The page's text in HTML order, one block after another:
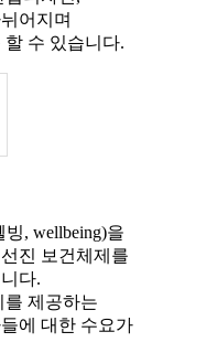
어지며
수 있습니다.
, wellbeing)을
진 보건체제를
다.
를 제공하는
에 대한 수요가